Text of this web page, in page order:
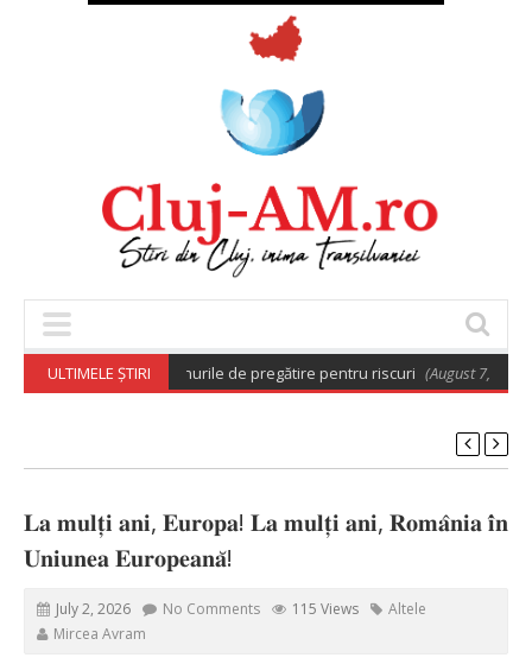
ULTIMELE ȘTIRI
care aprobă planurile de pregătire pentru riscuri (August 7, 2026 6:03
𝐋𝐚 𝐦𝐮𝐥𝐭̦𝐢 𝐚𝐧𝐢, 𝐄𝐮𝐫𝐨𝐩𝐚! 𝐋𝐚 𝐦𝐮𝐥𝐭̦𝐢 𝐚𝐧𝐢, 𝐑𝐨𝐦𝐚̂𝐧𝐢𝐚 𝐢̂𝐧
𝐔𝐧𝐢𝐮𝐧𝐞𝐚 𝐄𝐮𝐫𝐨𝐩𝐞𝐚𝐧𝐚̆!
July 2, 2026 No Comments 115 Views
Altele
Mircea Avram